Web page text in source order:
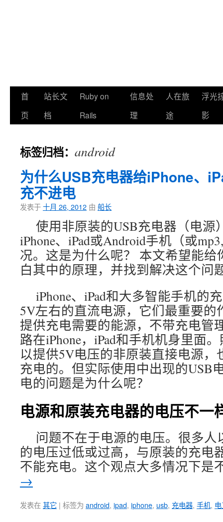
首
页
站长文
档
Ruby on
Rails
信息处
理
人在旅
途
浮光
影
标签归档： android
为什么USB充电器给iPhone、
充不进电
发表于十月 26, 2012 由 船长
使用非原装的USB充电器（电源
iPhone、iPad或Android手机（或
况。这是为什么呢？ 本文希望能
白其中的原理，并找到解决这个问
iPhone、iPad和大多智能手机的
5V左右的直流电源，它们最重要的
提供充电需要的能源，不带充电管
路在iPhone，iPad和手机机身里面
以提供5V电压的非原装直接电源，
充电的。但实际使用中出现的USB
电的问题是为什么呢？
电源和原装充电器的电压不一
问题不在于电源的电压。很多人
的电压过低或过高，与原装的充电
不能充电。这个观点大多情况下是
→
发表在其它 | 标签为 android, ipad, iphone, usb, 充电器, 手机,